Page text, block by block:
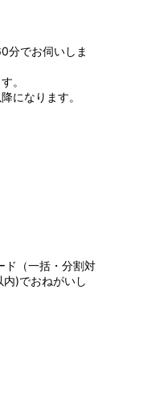
分でお伺いしま
。
になります。
ド（一括・分割対
)でおねがいし